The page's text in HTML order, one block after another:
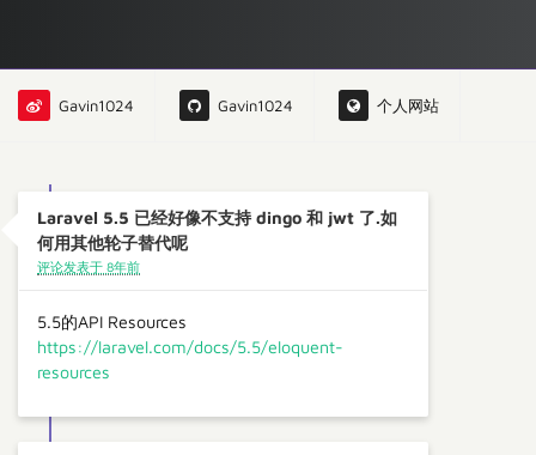
Gavin1024 Gavin1024 个人网站
Laravel 5.5 已经好像不支持 dingo 和 jwt 了.如
何用其他轮子替代呢
评论发表于 8年前
5.5的API Resources
https://laravel.com/docs/5.5/eloquent-
resources